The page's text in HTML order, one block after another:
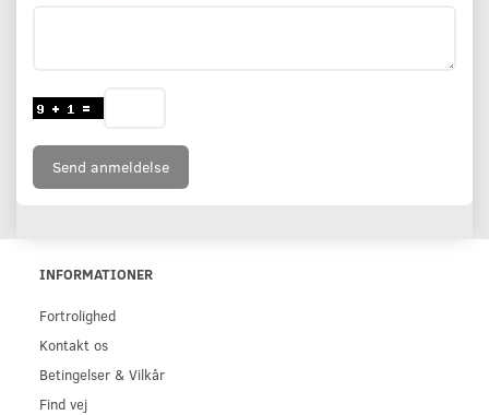
Send anmeldelse
INFORMATIONER
Fortrolighed
Kontakt os
Betingelser & Vilkår
Find vej